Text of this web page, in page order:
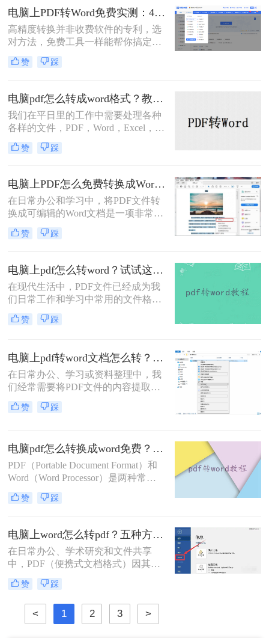
的格式。因此，将Word文件转换为
PDF格式成为了许多人的需求。那么
电脑上word转pdf怎么转换免费呢？本
文将详细介绍四种免费转换Word到
PDF的方法，帮助您轻松完成格式转
换。
电脑上PDF转Word免费实测：4个方案的转换效果和注意事项！
高精度转换并非收费软件的专利，选
对方法，免费工具一样能帮你搞定复
杂排版。“免费的工具转换效果肯定
很差吧？”这是我作为办公软件测评
处理pdf转word时，往往陷入“收费软
件太贵，免费工具怕坑”的两难境
地。那么电脑上怎么把pdf转成word免
费呢？
赞 踩
电脑pdf怎么转成word格式？教你二个免费方法！
我们在平日里的工作中需要处理各种
各样的文件，PDF，Word，Excel，
PPT多多少少都有用到，各种的工作
内容需要用到不同的工具，在一些的
式，很多初入职场的小伙伴不清楚电
脑pdf怎么转成word格式，那么小编下
面就来分享二个免费转换方法，一起
来看看吧。
赞 踩
电脑上PDF怎么免费转换成Word？四种方法对比与实操指南（附详细表格）!
在日常办公和学习中，将PDF文件转
换成可编辑的Word文档是一项非常高
频的需求。PDF虽然版式固定、不易
篡改，但编辑修改较为困难，而Word
为了帮你快速选出最适合自己的转换
方式，下表汇总了四种主流免费方法
的核心差异：
赞 踩
电脑上pdf怎么转word？试试这二个方法！
在现代生活中，PDF文件已经成为我
们日常工作和学习中常用的文件格式
之一。然而，有时我们可能需要将
PDF文件转换为Word文档，以便进行
来实现这一目标。
赞 踩
电脑上pdf转word文档怎么转？4种常用方法全解析！
在日常办公、学习或资料整理中，我
们经常需要将PDF文件的内容提取出
来进行编辑、修改或引用。而Word文
档（.docx）因其强大的编辑功能成为
绍几种常用且实用的方法，助你轻松
应对不同需求。
赞 踩
电脑pdf怎么转换成word免费？试试这三个方法！
PDF（Portable Document Format）和
Word（Word Processor）是两种常见
的文件格式，各有其优缺点。PDF是
一种保护格式的文件，不可编辑；而
此，有时我们需要将PDF文件转换为
Word文件，以便进行编辑和修改。下
面将介绍几种电脑pdf怎么转换成word
免费方法。
赞 踩
电脑上word怎么转pdf？五种方法详解！
在日常办公、学术研究和文件共享
中，PDF（便携式文档格式）因其跨
平台、格式固定、不易被篡改的特
性，已成为文件分发的标准格式。而
Microsoft Word作为最主流的文档编辑
工具，将其内容完美转换为PDF，是
几乎每个人都会遇到的需求。那么电
赞 踩
< 1 2 3 >